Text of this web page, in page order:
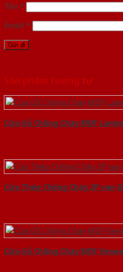
Tên *
Email *
Sản phẩm tương tự
Cửa Gỗ Chống Cháy MDF
Cửa Thép Chống Cháy 2P van
Cửa Gỗ Chống Cháy MDF